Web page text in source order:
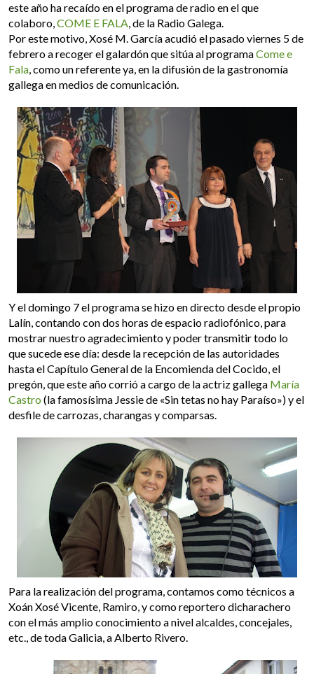
este año ha recaído en el programa de radio en el que
colaboro,COME E FALA, de la Radio Galega.
Por este motivo, Xosé M. García acudió el pasado viernes 5 de
febrero a recoger el galardón que sitúa al programaCome e
Fala, como un referente ya, en la difusión de la gastronomía
gallega en medios de comunicación.
Y el domingo 7 el programa se hizo en directo desde el propio
Lalín, contando con dos horas de espacio radiofónico, para
mostrar nuestro agradecimiento y poder transmitir todo lo
que sucede ese día: desde la recepción de las autoridades
hasta el Capítulo General de la Encomienda del Cocido, el
pregón, que este año corrió a cargo de la actriz gallega María
Castro (la famosísima Jessie de «Sin tetas no hay Paraíso») y el
desfile de carrozas, charangas y comparsas.
Para la realización del programa, contamos como técnicos a
Xoán Xosé Vicente, Ramiro, y como reportero dicharachero
con el más amplio conocimiento a nivel alcaldes, concejales,
etc., de toda Galicia, a Alberto Rivero.